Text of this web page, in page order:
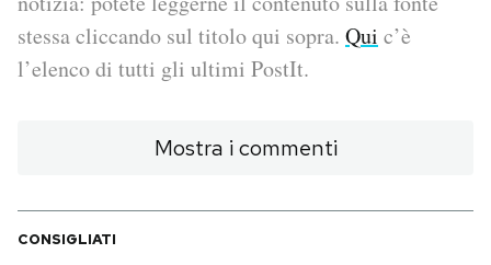
I MIEI PREFERITI
CALENDARIO
stessa cliccando sul titolo qui sopra. Qui c’è
l’elenco di tutti gli ultimi PostIt.
Mostra i commenti
CONSIGLIATI